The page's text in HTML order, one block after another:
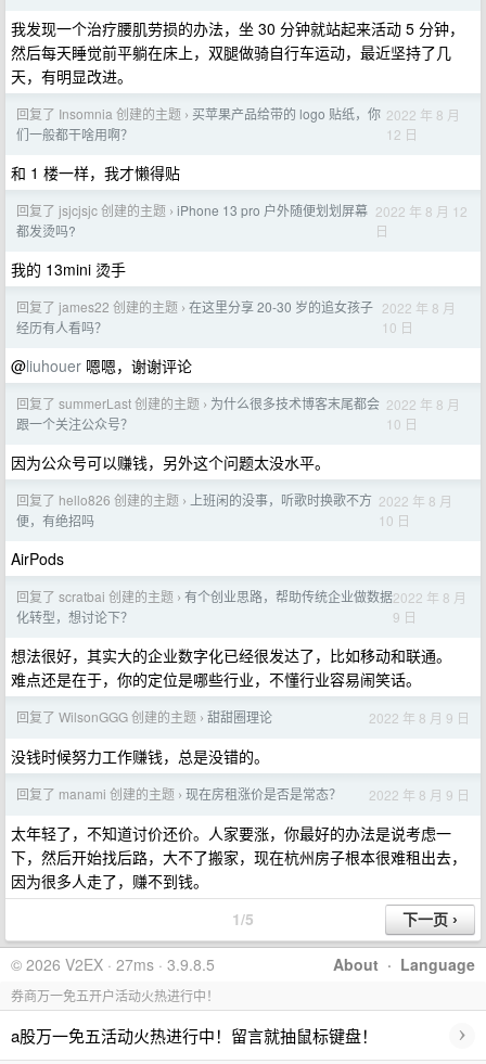
我发现一个治疗腰肌劳损的办法，坐 30 分钟就站起来活动 5 分钟，
然后每天睡觉前平躺在床上，双腿做骑自行车运动，最近坚持了几
天，有明显改进。
回复了 Insomnia 创建的主题 › 买苹果产品给带的 logo 贴纸，你
们一般都干啥用啊？
2022 年 8 月
12 日
和 1 楼一样，我才懒得贴
回复了 jsjcjsjc 创建的主题 › iPhone 13 pro 户外随便划划屏幕
都发烫吗?
2022 年 8 月 12
日
我的 13mini 烫手
回复了 james22 创建的主题 › 在这里分享 20-30 岁的追女孩子
经历有人看吗？
2022 年 8 月
10 日
@liuhouer 嗯嗯，谢谢评论
回复了 summerLast 创建的主题 › 为什么很多技术博客末尾都会
跟一个关注公众号？
2022 年 8 月
10 日
因为公众号可以赚钱，另外这个问题太没水平。
回复了 hello826 创建的主题 ›
上班闲的没事，听歌时换歌不方
便，有绝招吗
2022 年 8 月
10 日
AirPods
回复了 scratbai 创建的主题 › 有个创业思路，帮助传统企业做数据
化转型，想讨论下？
2022 年 8 月
9 日
想法很好，其实大的企业数字化已经很发达了，比如移动和联通。
难点还是在于，你的定位是哪些行业，不懂行业容易闹笑话。
回复了 WilsonGGG 创建的主题 › 甜甜圈理论 2022 年 8 月 9 日
没钱时候努力工作赚钱，总是没错的。
回复了 manami 创建的主题 › 现在房租涨价是否是常态？ 2022 年 8 月 9 日
太年轻了，不知道讨价还价。人家要涨，你最好的办法是说考虑一
下，然后开始找后路，大不了搬家，现在杭州房子根本很难租出去，
因为很多人走了，赚不到钱。
1/5
About · Language
© 2026 V2EX · 27ms · 3.9.8.5
券商万一免五开户活动火热进行中！
a股万一免五活动火热进行中！留言就抽鼠标键盘！ ›